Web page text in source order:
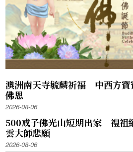
澳洲南天寺毓麟祈福 中西方寶
佛恩
2026-08-06
500戒子佛光山短期出家 禮祖
雲大師悲願
2026-08-06